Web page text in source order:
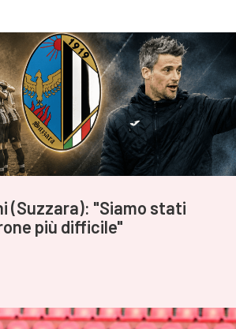
(Suzzara): "Siamo stati
più difficile"